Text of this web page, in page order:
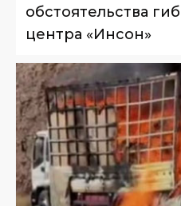
обстоятельства
центра «Инсон»